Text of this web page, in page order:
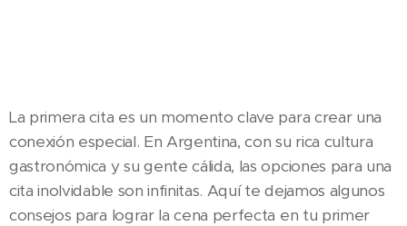
La primera cita es un momento clave para crear una
conexión especial. En Argentina, con su rica cultura
gastronómica y su gente cálida, las opciones para una
cita inolvidable son infinitas. Aquí te dejamos algunos
consejos para lograr la cena perfecta en tu primer